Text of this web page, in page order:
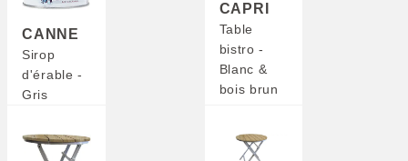
CANNE
Sirop
d'érable -
Gris
CAPRI
Table
bistro -
Blanc &
bois brun